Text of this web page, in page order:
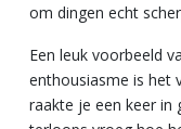
om dingen echt
Een leuk voorbeeld
enthousiasme is het
raakte je een keer in